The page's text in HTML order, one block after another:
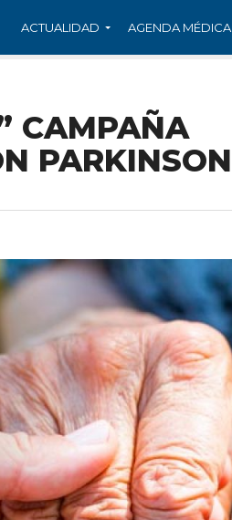
ACTUALIDAD AGENDA MÉDICA
CAMPAÑA
PARKINSON